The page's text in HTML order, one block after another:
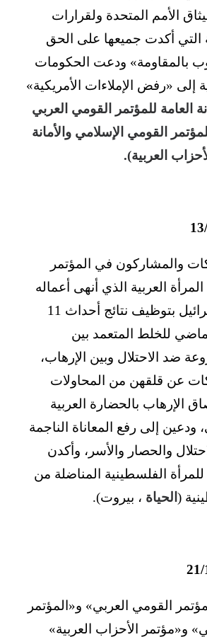
الأمم المتحدة ولقرارات
التي أكدت جميعها على الحق
بالمقاومة» ودعت الحكومات
إلى «رفض الإملاءات الأمريكية»
العامة للمؤتمر القومي العربي
القومي الإسلامي والأمانة
العربية).
والمشاركون في المؤتمر
المرأة العربية الذي أنهى أعماله
في القاهرة، إسرائيل بتوظيف نتائج أحداث 11
للخلط المتعمد بين
ضد الاحتلال وبين الإرهاب،
عن قلقهن من المحاولات
الإرهاب بالحضارة العربية
ودعين إلى رفع المعاناة الناجمة
والحصار والأسر، وأكدن
الفلسطينية المناضلة من
( الحياة ، بيروت).
القومي العربي» و«المؤتمر
و«مؤتمر الأحزاب العربية»